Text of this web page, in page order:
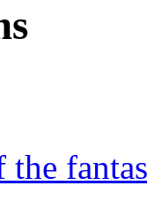
the